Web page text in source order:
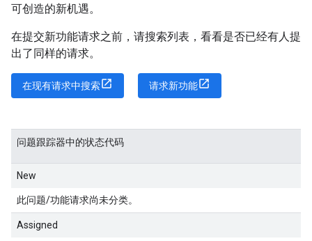
可创造的新机遇。
在提交新功能请求之前，请搜索列表，看看是否已经有人提
出了同样的请求。
在现有请求中搜索 请求新功能
问题跟踪器中的状态代码
New
此问题/功能请求尚未分类。
Assigned